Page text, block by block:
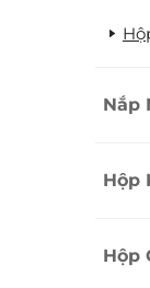
Nắp
Hộp
Hộp